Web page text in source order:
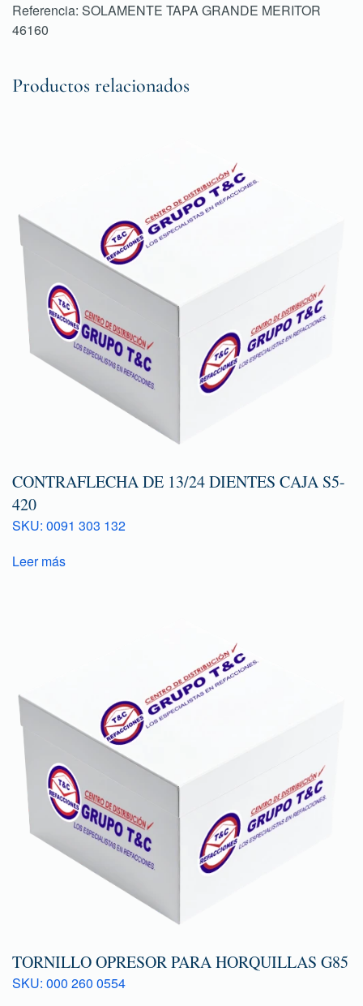
Referencia: SOLAMENTE TAPA GRANDE MERITOR
46160
Productos relacionados
CONTRAFLECHA DE 13/24 DIENTES CAJA S5-
420
SKU: 0091 303 132
Leer más
TORNILLO OPRESOR PARA HORQUILLAS G85
SKU: 000 260 0554